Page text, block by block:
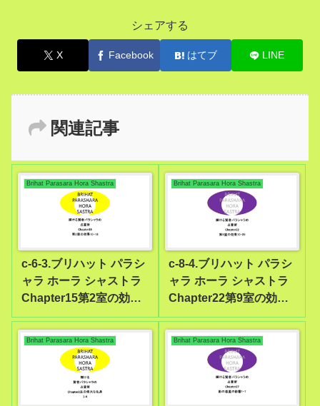
シェアする
X Facebook はてブ LINE
関連記事
Brihat Parasara Hora Shastra
c-6-3.ブリハット パラシ
ャラ ホーラ シャストラ
Chapter15第2室の効果
10-18
Brihat Parasara Hora Shastra
c-8-4.ブリハット パラシ
ャラ ホーラ シャストラ
Chapter22第9室の効果
10-25
Brihat Parasara Hora Shastra Brihat Parasara Hora Shastra